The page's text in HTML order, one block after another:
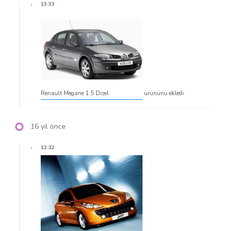
13:33
Renault Megane 1.5 Dizel ürününü ekledi.
16 yıl önce
13:32